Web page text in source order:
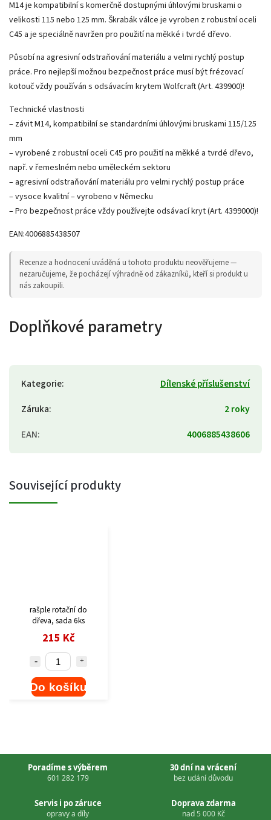
M14 je kompatibilní s komerčně dostupnými úhlovými bruskami o
velikosti 115 nebo 125 mm. Škrabák válce je vyroben z robustní oceli
C45 a je speciálně navržen pro použití na měkké i tvrdé dřevo.
Působí na agresivní odstraňování materiálu a velmi rychlý postup
práce. Pro nejlepší možnou bezpečnost práce musí být frézovací
kotouč vždy používán s odsávacím krytem Wolfcraft (Art. 439900)!
Technické vlastnosti
– závit M14, kompatibilní se standardními úhlovými bruskami 115/125
mm
– vyrobené z robustní oceli C45 pro použití na měkké a tvrdé dřevo,
např. v řemeslném nebo uměleckém sektoru
– agresivní odstraňování materiálu pro velmi rychlý postup práce
– vysoce kvalitní – vyrobeno v Německu
– Pro bezpečnost práce vždy používejte odsávací kryt (Art. 4399000)!
EAN:4006885438507
Recenze a hodnocení uváděná u tohoto produktu neověřujeme —
nezaručujeme, že pocházejí výhradně od zákazníků, kteří si produkt u
nás zakoupili.
Doplňkové parametry
Kategorie:
Dílenské příslušenství
Záruka:
2 roky
EAN: 4006885438606
Související produkty
rašple rotační do
dřeva, sada 6ks
215 Kč
Do košíku
Poradíme s výběrem
601 282 179
30 dní na vrácení
bez udání důvodu
Servis i po záruce
opravy a díly
Doprava zdarma
nad 5 000 Kč